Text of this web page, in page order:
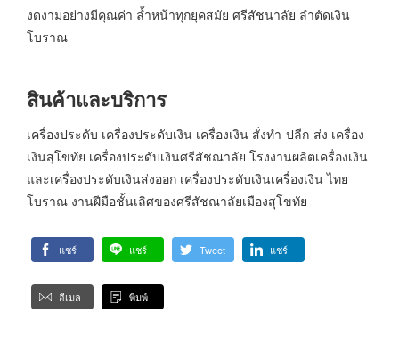
งดงามอย่างมีคุณค่า ล้ำหน้าทุกยุคสมัย ศรีสัชนาลัย ลำตัดเงิน
โบราณ
สินค้าและบริการ
เครื่องประดับ เครื่องประดับเงิน เครื่องเงิน สั่งทำ-ปลีก-ส่ง เครื่อง
เงินสุโขทัย เครื่องประดับเงินศรีสัชณาลัย โรงงานผลิตเครื่องเงิน
และเครื่องประดับเงินส่งออก เครื่องประดับเงินเครื่องเงิน ไทย
โบราณ งานฝีมือชั้นเลิศของศรีสัชณาลัยเมืองสุโขทัย
แชร์ แชร์ Tweet แชร์
อีเมล พิมพ์